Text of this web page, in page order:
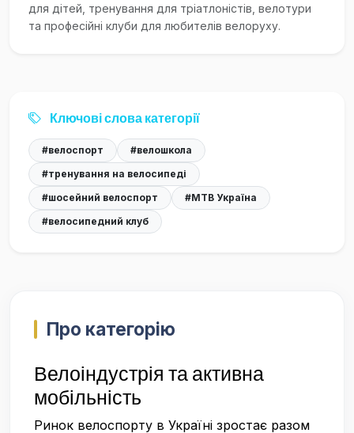
для дітей, тренування для тріатлоністів, велотури
та професійні клуби для любителів велоруху.
Ключові слова категорії
#велоспорт
#велошкола
#тренування на велосипеді
#шосейний велоспорт
#MTB Україна
#велосипедний клуб
Про категорію
Велоіндустрія та активна
мобільність
Ринок велоспорту в Україні зростає разом